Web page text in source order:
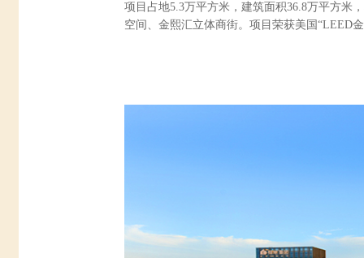
项目占地5.3万平方米，建筑面积36.8万平方米
空间、金熙汇立体商街。项目荣获美国“LEED